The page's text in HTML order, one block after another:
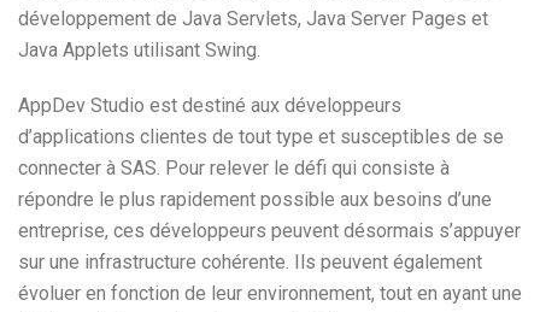
développement de Java Servlets, Java Server Pages et
Java Applets utilisant Swing.
AppDev Studio est destiné aux développeurs
d’applications clientes de tout type et susceptibles de se
connecter à SAS. Pour relever le défi qui consiste à
répondre le plus rapidement possible aux besoins d’une
entreprise, ces développeurs peuvent désormais s’appuyer
sur une infrastructure cohérente. Ils peuvent également
évoluer en fonction de leur environnement, tout en ayant une